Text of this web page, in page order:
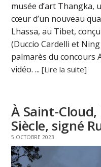
musée d’art
cœur d’un nouveau
Lhassa, au Tibet,
(Duccio Cardelli et
palmarès du concours
vidéo. ...[Lire la suite]
À Saint-
Siècle, signé
5 OCTOBRE 2023